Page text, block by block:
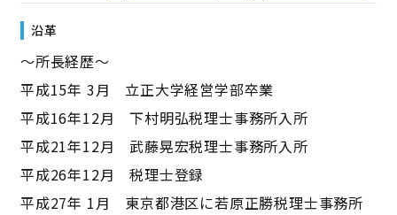
沿革
～所長経歴～
平成15年 3月 立正大学経営学部卒業
平成16年12月 下村明弘税理士事務所入所
平成21年12月 武藤晃宏税理士事務所入所
平成26年12月 税理士登録
平成27年 1月 東京都港区に若原正勝税理士事務所